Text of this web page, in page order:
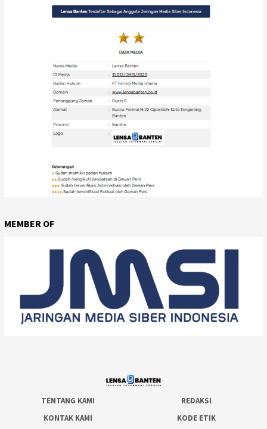
MEMBER OF
TENTANG KAMI
REDAKSI
KONTAK KAMI
KODE ETIK